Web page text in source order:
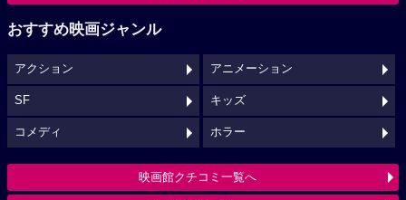
おすすめ映画ジャンル
アクション アニメーション
SF キッズ
コメディ ホラー
映画館クチコミ一覧へ